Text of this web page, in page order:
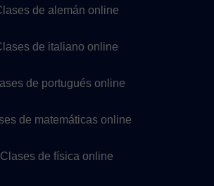
de alemán online
de italiano online
de portugués online
de matemáticas online
Clases de física online